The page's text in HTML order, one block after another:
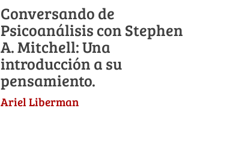
Conversando de
Psicoanálisis con Stephen
A. Mitchell: Una
introducción a su
pensamiento.
Ariel Liberman